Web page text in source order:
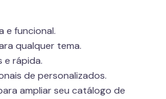
e funcional.
qualquer tema.
e rápida.
de personalizados.
ampliar seu catálogo de